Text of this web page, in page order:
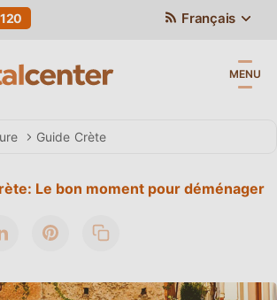
Français
MENU
Guide Crète
Le bon moment pour déménager